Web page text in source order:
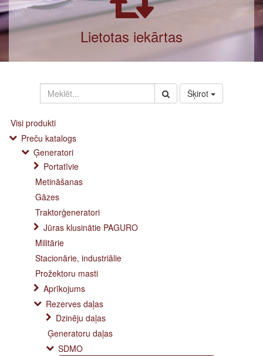
Lietotas iekārtas
Šķirot
Visi produkti
Preču katalogs
Ģeneratori
Portatīvie
Metināšanas
Gāzes
Traktorģeneratori
Jūras klusinātie PAGURO
Militārie
Stacionārie, industriālie
Prožektoru masti
Aprīkojums
Rezerves daļas
Dzinēju daļas
Ģeneratoru daļas
SDMO